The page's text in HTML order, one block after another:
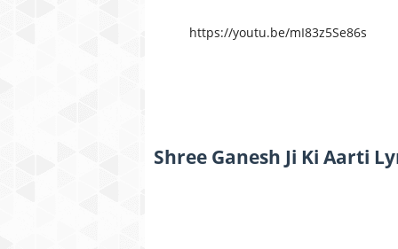
https://youtu.be/mI83z5Se86s
Shree Ganesh Ji Ki Aarti